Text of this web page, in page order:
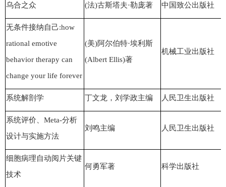
乌合之众 (法)古斯塔夫·勒庞著 中国致公出版社
无条件接纳自己:how
rational emotive
behavior therapy can
change your life forever
(美)阿尔伯特·埃利斯
(Albert Ellis)著
机械工业出版社
系统解剖学 丁文龙，刘学政主编 人民卫生出版社
系统评价、Meta-分析
设计与实施方法
刘鸣主编 人民卫生出版社
细胞病理自动阅片关键
技术
何勇军著 科学出版社